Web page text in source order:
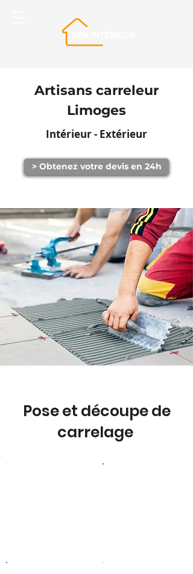
Artisans carreleur
Limoges
Intérieur - Extérieur
> Obtenez votre devis en 24h
Pose et découpe de
carrelage